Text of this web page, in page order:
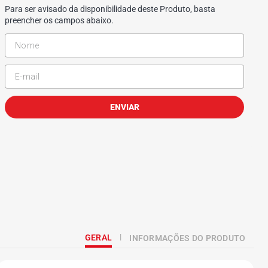
Para ser avisado da disponibilidade deste Produto, basta
preencher os campos abaixo.
ENVIAR
GERAL INFORMAÇÕES DO PRODUTO